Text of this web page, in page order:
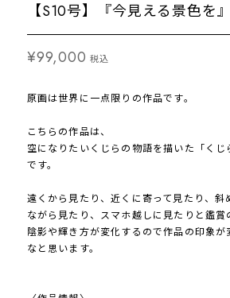
【S10号】『今見える景色を
¥99,000 税込
原画は世界に一点限りの作品です。
こちらの作品は、
空になりたいくじらの物語を描いた「くじ
です。
遠くから見たり、近くに寄って見たり、斜
ながら見たり、スマホ越しに見たりと鑑賞
陰影や輝き方が変化するので作品の印象
なと思います。